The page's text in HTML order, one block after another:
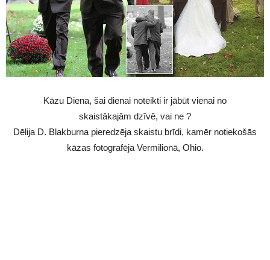
Kāzu Diena, šai dienai noteikti ir jābūt vienai no
skaistākajām dzīvē, vai ne ?
Dēlija D. Blakburna pieredzēja skaistu brīdi, kamēr notiekošās
kāzas fotografēja Vermilionā, Ohio.